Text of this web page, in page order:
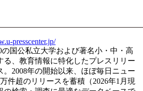
presscenter.jp/
の国公私立大学および著名小・中・高
る、教育情報に特化したプレスリリー
。2008年の開始以来、ほぼ毎日ニュー
件超のリリースを蓄積（2026年1月現